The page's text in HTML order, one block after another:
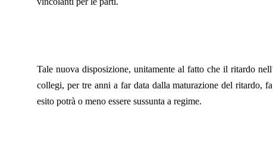
Tale nuova disposizione, unitamente al fatto che il ritardo
collegi, per tre anni a far data dalla maturazione del ritardo,
esito potrà o meno essere sussunta a regime.